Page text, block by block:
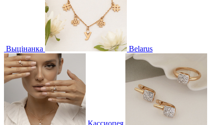
Выцінанка Belarus
Кассиопея